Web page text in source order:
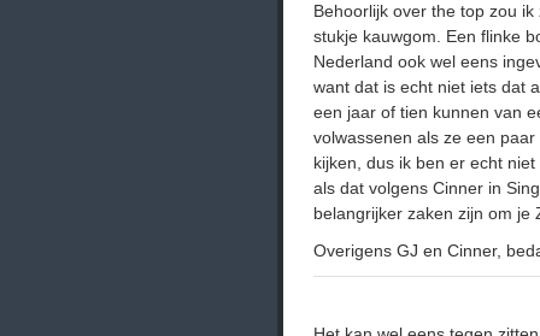
Behoorlijk over the top zou
stukje kauwgom. Een flinke
Nederland ook wel eens
want dat is echt niet iets dat
een jaar of tien kunnen van
volwassenen als ze een
kijken, dus ik ben er echt
als dat volgens Cinner in
belangrijker zaken zijn om je
Overigens GJ en Cinner,